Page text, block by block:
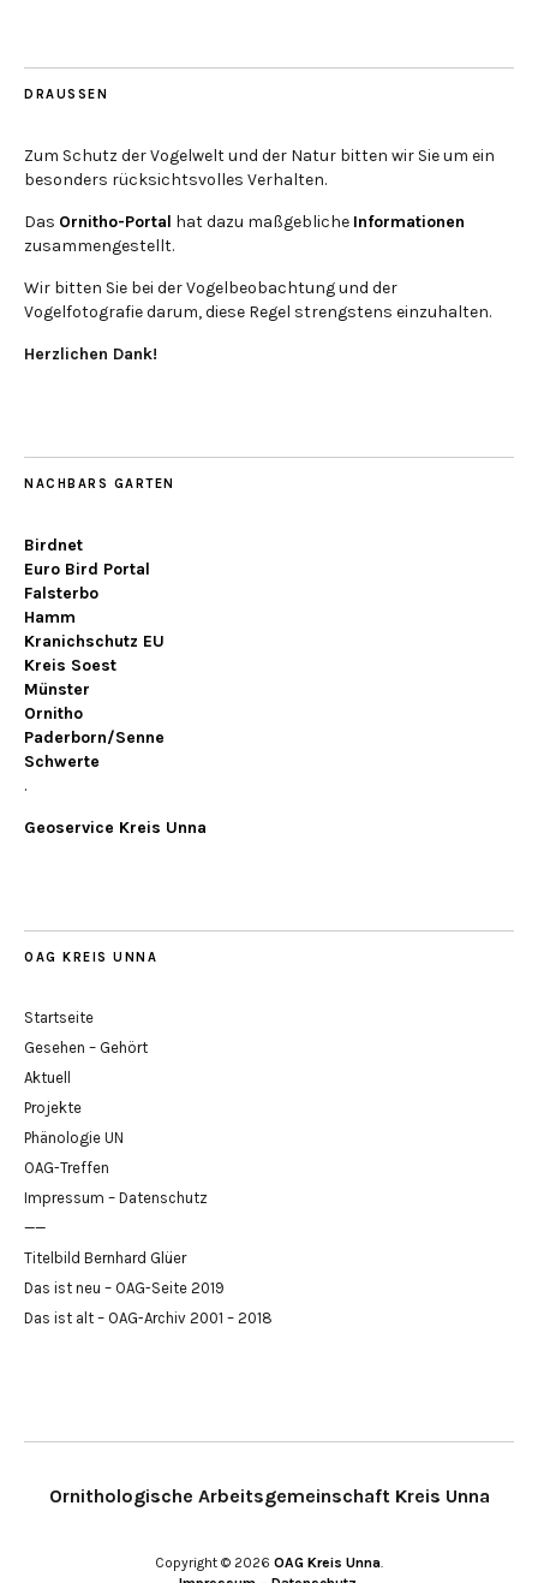
DRAUSSEN
Zum Schutz der Vogelwelt und der Natur bitten wir Sie um ein
besonders rücksichtsvolles Verhalten.
Das Ornitho-Portal hat dazu maßgebliche Informationen
zusammengestellt.
Wir bitten Sie bei der Vogelbeobachtung und der
Vogelfotografie darum, diese Regel strengstens einzuhalten.
Herzlichen Dank!
NACHBARS GARTEN
Birdnet
Euro Bird Portal
Falsterbo
Hamm
Kranichschutz EU
Kreis Soest
Münster
Ornitho
Paderborn/Senne
Schwerte
.
Geoservice Kreis Unna
OAG KREIS UNNA
Startseite
Gesehen – Gehört
Aktuell
Projekte
Phänologie UN
OAG-Treffen
Impressum – Datenschutz
——
Titelbild Bernhard Glüer
Das ist neu – OAG-Seite 2019
Das ist alt – OAG-Archiv 2001 – 2018
Ornithologische Arbeitsgemeinschaft Kreis Unna
Copyright © 2026 OAG Kreis Unna